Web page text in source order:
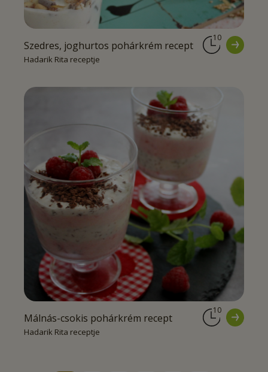
Szedres, joghurtos pohárkrém recept
Hadarik Rita receptje
10
Málnás-csokis pohárkrém recept
Hadarik Rita receptje
10